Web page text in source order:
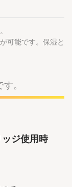
可能です。保湿と
。
ジ使用時